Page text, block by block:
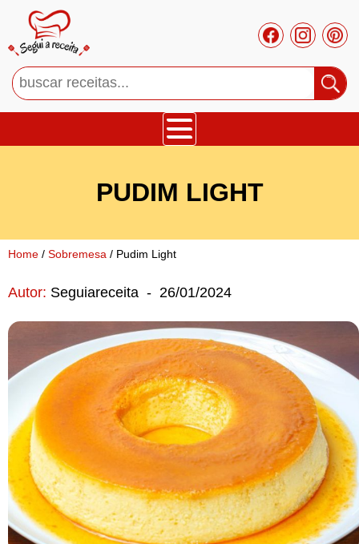
Mousses
Cupcakes
Doce
Pão
Salada
Almoço
PUDIM LIGHT
Home / Sobremesa / Pudim Light
Autor: Seguiareceita - 26/01/2024